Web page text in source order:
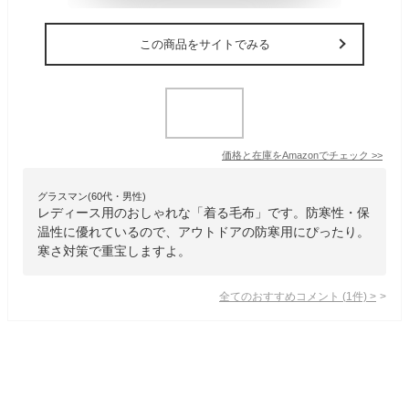
この商品をサイトでみる
価格と在庫をAmazonでチェック >>
グラスマン(60代・男性)
レディース用のおしゃれな「着る毛布」です。防寒性・保
温性に優れているので、アウトドアの防寒用にぴったり。
寒さ対策で重宝しますよ。
全てのおすすめコメント (1 件) >